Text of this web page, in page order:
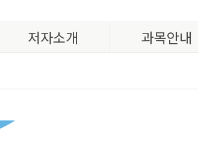
저자소개 과목안내